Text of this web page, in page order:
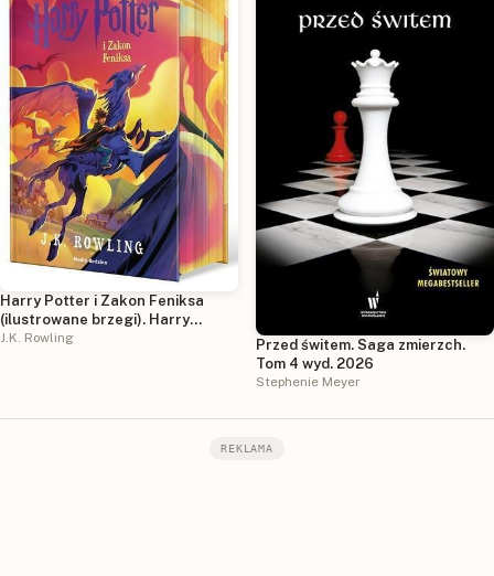
Harry Potter i Zakon Feniksa
(ilustrowane brzegi). Harry
Potter
J.K. Rowling
Przed świtem. Saga zmierzch.
Tom 4 wyd. 2026
Stephenie Meyer
REKLAMA